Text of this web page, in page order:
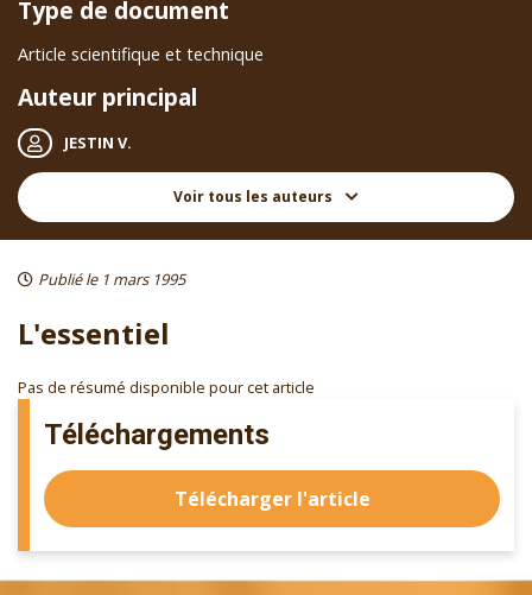
Type de document
Article scientifique et technique
Auteur principal
JESTIN V.
Voir tous les auteurs
Publié le 1 mars 1995
Téléchargements
Télécharger l'article
L'essentiel
Pas de résumé disponible pour cet article